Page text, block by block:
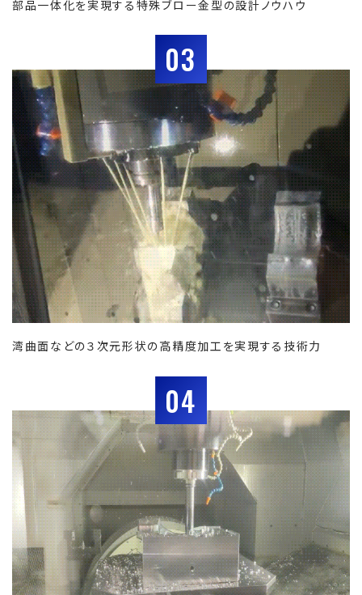
部品一体化を実現する特殊ブロー金型の設計ノウハウ
03
湾曲面などの３次元形状の高精度加工を実現する技術力
04